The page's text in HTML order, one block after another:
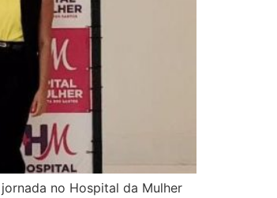
no Hospital da Mulher